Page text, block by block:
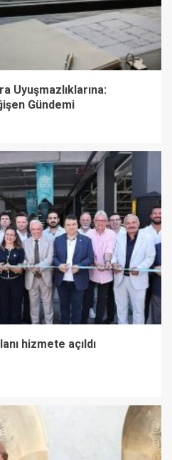
Uyuşmazlıklarına:
Gündemi
hizmete açıldı